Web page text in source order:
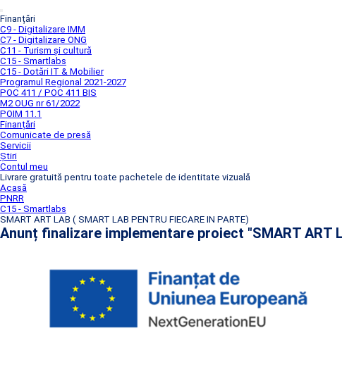
Finanțări
C9 - Digitalizare IMM
C7 - Digitalizare ONG
C11 - Turism și cultură
C15 - Smartlabs
C15 - Dotări IT & Mobilier
Programul Regional 2021-2027
POC 411 / POC 411 BIS
M2 OUG nr 61/2022
POIM 11.1
Finanțări
Comunicate de presă
Servicii
Știri
Contul meu
Livrare gratuită pentru toate pachetele de identitate vizuală
Acasă
PNRR
C15 - Smartlabs
SMART ART LAB ( SMART LAB PENTRU FIECARE IN PARTE)
Anunț finalizare implementare proiect "SMART ART